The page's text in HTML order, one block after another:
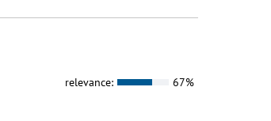
relevance: 67%